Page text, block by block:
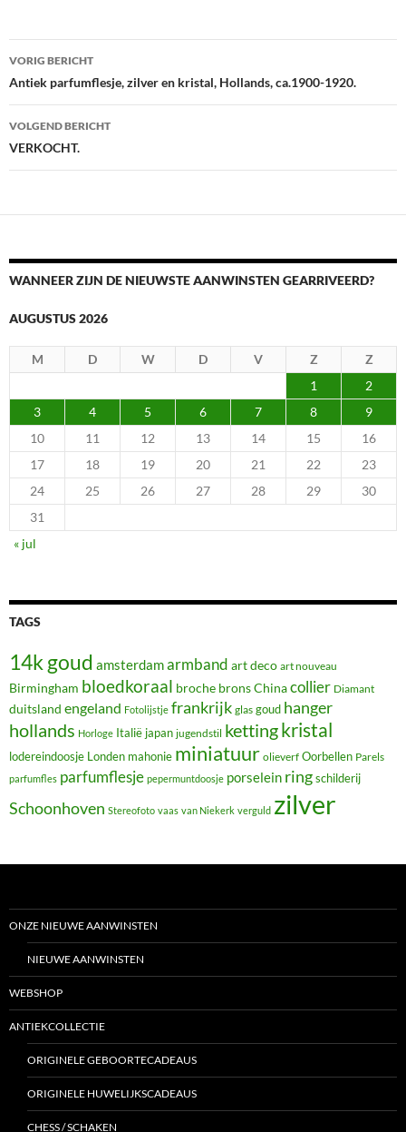
Berichtnavigatie
VORIG BERICHT
Antiek parfumflesje, zilver en kristal, Hollands, ca.1900-1920.
VOLGEND BERICHT
VERKOCHT.
WANNEER ZIJN DE NIEUWSTE AANWINSTEN GEARRIVEERD?
AUGUSTUS 2026
M D W D V Z
Z
1
2
3
4 5 6 7 8
9
10
11 12 13 14 15
16
17
18 19 20 21 22
23
24
25 26 27 28 29
30
31
« jul
TAGS
14k goud amsterdamarmband art deco art nouveau
Birmingham bloedkoraal broche bronsChinacollier Diamant
duitsland engeland Fotolijstje frankrijk glas goud hanger
hollands Horloge Italië japan jugendstil kettingkristal
lodereindoosje Londen mahonie miniatuur olieverf Oorbellen Parels
parfumfles parfumflesje pepermuntdoosje porselein ringschilderij
Schoonhoven Stereofoto vaas van Niekerk verguld zilver
ONZE NIEUWE AANWINSTEN
NIEUWE AANWINSTEN
WEBSHOP
ANTIEKCOLLECTIE
ORIGINELE GEBOORTECADEAUS
ORIGINELE HUWELIJKSCADEAUS
CHESS / SCHAKEN